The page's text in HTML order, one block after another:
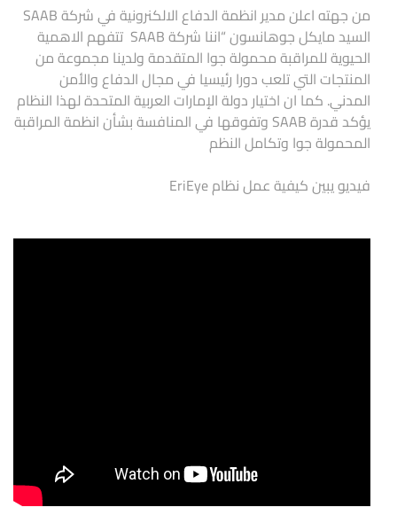
من جهته اعلن مدير انظمة الدفاع الالكنرونية في شركة SAAB
السيد مايكل جوهانسون “اننا شركة SAAB تتفهم الاهمية
الحيوية للمراقبة محمولة جوا المتقدمة ولدينا مجموعة من
المنتجات التي تلعب دورا رئيسيا في مجال الدفاع والأمن
المدني. كما ان اختيار دولة الإمارات العربية المتحدة لهذا النظام
يؤكد قدرة SAAB وتفوقها في المنافسة بشأن انظمة المراقبة
المحمولة جوا وتكامل النظم
فيديو يبين كيفية عمل نظام EriEye